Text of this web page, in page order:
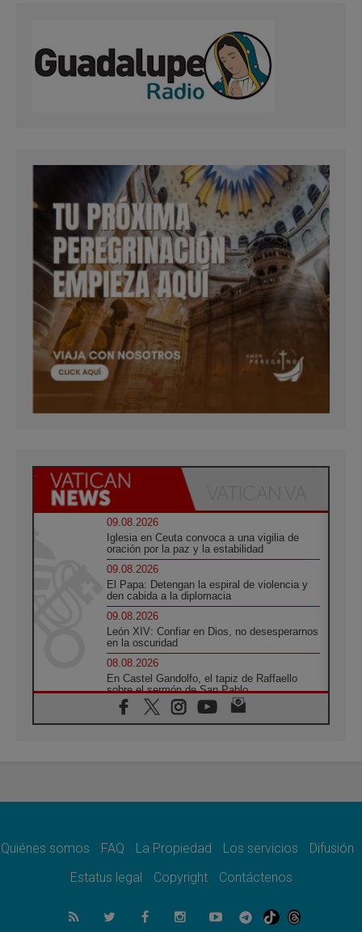
09.08.2026
Iglesia en Ceuta convoca a una vigilia de
oración por la paz y la estabilidad
09.08.2026
El Papa: Detengan la espiral de violencia y
den cabida a la diplomacia
09.08.2026
León XIV: Confiar en Dios, no desesperarnos
en la oscuridad
08.08.2026
En Castel Gandolfo, el tapiz de Raffaello
sobre el sermón de San Pablo
08.08.2026
En Colombia, «la paz no se compra con una
08.08.2026
08.08.2026
del Buen Consejo de Genazzano
Filipinas: el Vicariato Apostólico de Calapán
se convierte en diócesis
Quiénes somos FAQ La Propiedad Los servicios
Difusión
Estatus legal
Copyright Contáctenos